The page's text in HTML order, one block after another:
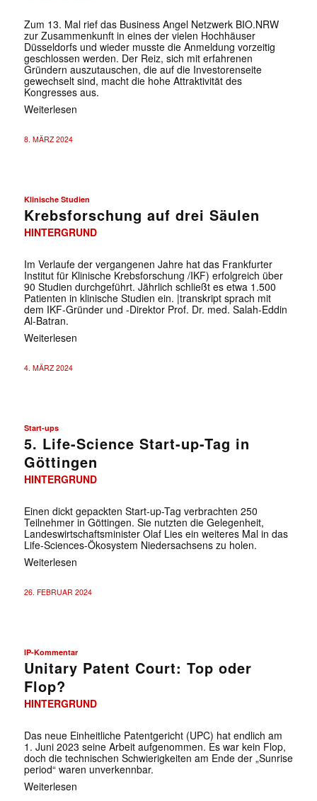
Zum 13. Mal rief das Business Angel Netzwerk BIO.NRW
zur Zusammenkunft in eines der vielen Hochhäuser
Düsseldorfs und wieder musste die Anmeldung vorzeitig
geschlossen werden. Der Reiz, sich mit erfahrenen
Gründern auszutauschen, die auf die Investorenseite
gewechselt sind, macht die hohe Attraktivität des
Kongresses aus.
Weiterlesen
8. MÄRZ 2024
Klinische Studien
Krebsforschung auf drei Säulen
HINTERGRUND
Im Verlaufe der vergangenen Jahre hat das Frankfurter
Institut für Klinische Krebsforschung /IKF) erfolgreich über
90 Studien durchgeführt. Jährlich schließt es etwa 1.500
Patienten in klinische Studien ein. |transkript sprach mit
dem IKF-Gründer und -Direktor Prof. Dr. med. Salah-Eddin
Al-Batran.
Weiterlesen
4. MÄRZ 2024
Start-ups
5. Life-Science Start-up-Tag in
Göttingen
HINTERGRUND
Einen dickt gepackten Start-up-Tag verbrachten 250
Teilnehmer in Göttingen. Sie nutzten die Gelegenheit,
Landeswirtschaftsminister Olaf Lies ein weiteres Mal in das
Life-Sciences-Ökosystem Niedersachsens zu holen.
Weiterlesen
26. FEBRUAR 2024
IP-Kommentar
Unitary Patent Court: Top oder
Flop?
HINTERGRUND
Das neue Einheitliche Patentgericht (UPC) hat endlich am
1. Juni 2023 seine Arbeit aufgenommen. Es war kein Flop,
doch die technischen Schwierigkeiten am Ende der „Sunrise
period“ waren unverkennbar.
Weiterlesen